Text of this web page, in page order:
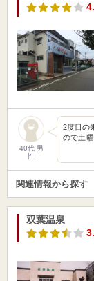
40代 男
性
2度目の
ので土
関連情報から探す
双葉温泉